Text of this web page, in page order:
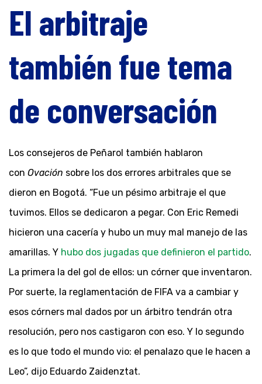
El arbitraje
también fue tema
de conversación
Los consejeros de Peñarol también hablaron
con Ovación sobre los dos errores arbitrales que se
dieron en Bogotá. “Fue un pésimo arbitraje el que
tuvimos. Ellos se dedicaron a pegar. Con Eric Remedi
hicieron una cacería y hubo un muy mal manejo de las
amarillas. Y hubo dos jugadas que definieron el partido.
La primera la del gol de ellos: un córner que inventaron.
Por suerte, la reglamentación de FIFA va a cambiar y
esos córners mal dados por un árbitro tendrán otra
resolución, pero nos castigaron con eso. Y lo segundo
es lo que todo el mundo vio: el penalazo que le hacen a
Leo”, dijo Eduardo Zaidenztat.